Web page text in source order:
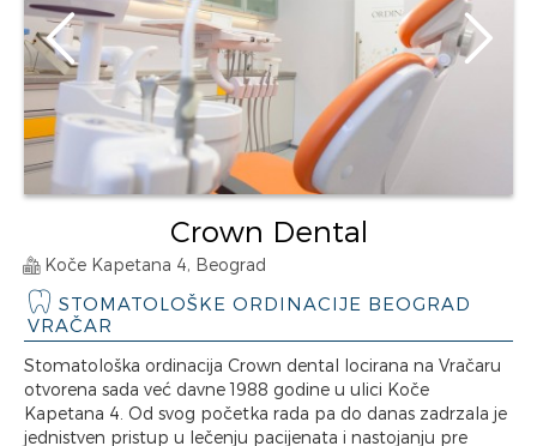
Crown Dental
Koče Kapetana 4, Beograd
STOMATOLOŠKE ORDINACIJE BEOGRAD
VRAČAR
Stomatološka ordinacija Crown dental locirana na Vračaru
otvorena sada već davne 1988 godine u ulici Koče
Kapetana 4. Od svog početka rada pa do danas zadrzala je
jednistven pristup u lečenju pacijenata i nastojanju pre